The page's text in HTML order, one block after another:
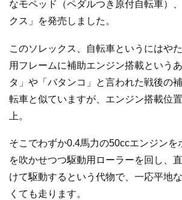
なモペッド（ペダルつき原付自転車）
クス」を発売しました。
このソレックス、自転車というにはや
用フレームに補助エンジン搭載という
タ」や「バタンコ」と言われた戦後の
転車と似ていますが、エンジン搭載位
上。
そこでわずか0.4馬力の50ccエンジン
を吹かせつつ駆動用ローラーを回し、
けて駆動するという代物で、一応平地
くても走ります。